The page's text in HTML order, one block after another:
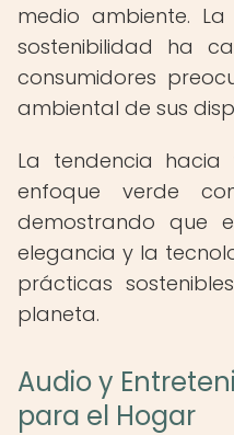
medio ambiente.
sostenibilidad ha
consumidores
ambiental de sus
La tendencia
enfoque verde
demostrando que
elegancia y la
prácticas
planeta.
Audio y
para el Hogar